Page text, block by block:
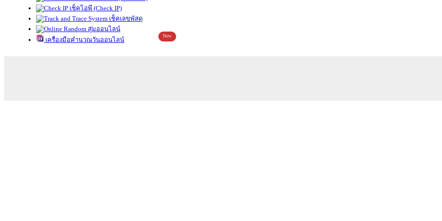
เช็คไอพี (Check IP)
เช็คเลขพัสดุ
สุ่มออนไลน์
เครื่องมือคำนวณวันออนไลน์
New